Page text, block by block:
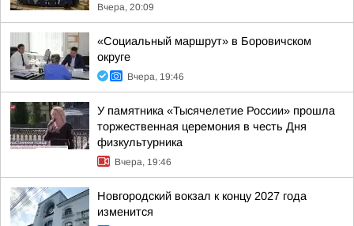
Вчера, 20:09
«Социальный маршрут» в Боровичском
округе
Вчера, 19:46
У памятника «Тысячелетие России» прошла
торжественная церемония в честь Дня
физкультурника
Вчера, 19:46
Новгородский вокзал к концу 2027 года
изменится